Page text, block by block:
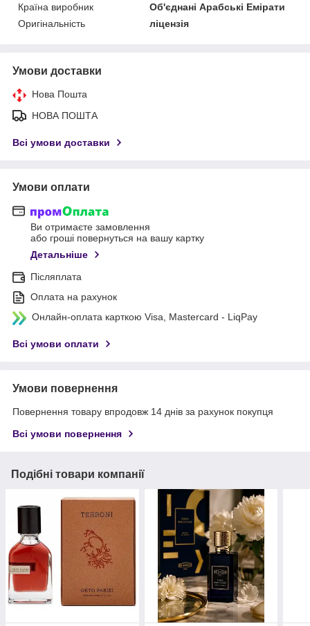
Країна виробник
Об'єднані Арабські Емірати
Оригінальність
ліцензія
Умови доставки
Нова Пошта
НОВА ПОШТА
Всі умови доставки
Умови оплати
Ви отримаєте замовлення
або гроші повернуться на вашу картку
Детальніше
Післяплата
Оплата на рахунок
Онлайн-оплата карткою Visa, Mastercard - LiqPay
Всі умови оплати
Умови повернення
Повернення товару впродовж 14 днів за рахунок покупця
Всі умови повернення
Подібні товари компанії